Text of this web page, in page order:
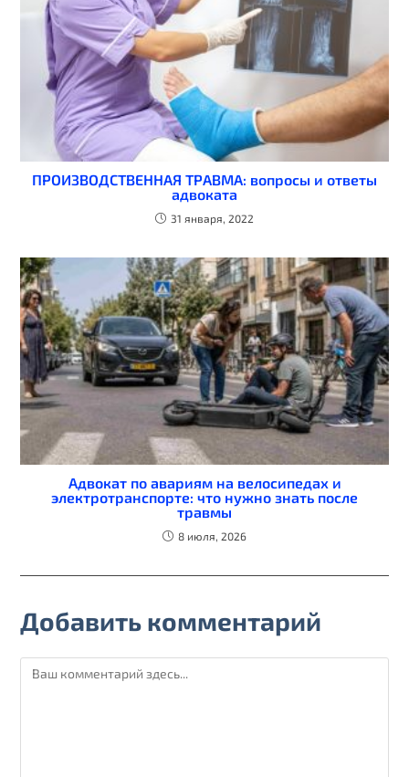
ПРОИЗВОДСТВЕННАЯ ТРАВМА: вопросы и ответы
адвоката
31 января, 2022
Адвокат по авариям на велосипедах и
электротранспорте: что нужно знать после
травмы
8 июля, 2026
Добавить комментарий